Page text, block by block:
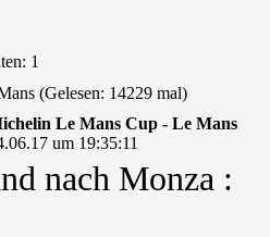
1
(Gelesen: 14229 mal)
Le Mans Cup - Le Mans
um 19:35:11
nach Monza :